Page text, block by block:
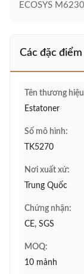
ECOSYS
Các đặc
Tên thương
Estatoner
Số mô hình:
TK5270
Nơi xuất xứ:
Trung Quốc
Chứng nhận:
CE, SGS
MOQ:
10 mảnh